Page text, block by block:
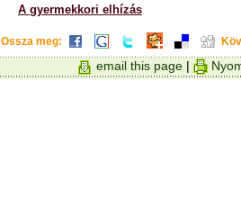
A gyermekkori elhízás
Ossza meg:
email this page |